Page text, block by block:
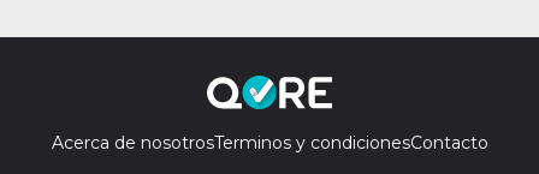
Acerca de nosotrosTerminos y condicionesContacto